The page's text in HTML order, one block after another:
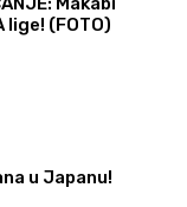
lige! (FOTO)
u Japanu!